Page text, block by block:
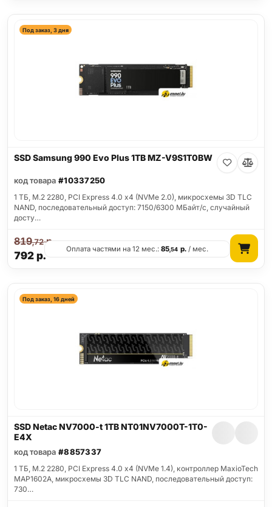
Под заказ, 3 дня
SSD Samsung 990 Evo Plus 1TB MZ-V9S1T0BW
код товара #10337250
1 ТБ, M.2 2280, PCI Express 4.0 x4 (NVMe 2.0), микросхемы 3D TLC
NAND, последовательный доступ: 7150/6300 МБайт/с, случайный
досту…
792р.
819,72р.
Оплата частями на 12 мес.:85,54 р./ мес.
Под заказ, 16 дней
SSD Netac NV7000-t 1TB NT01NV7000T-1T0-
E4X
код товара #8857337
1 ТБ, M.2 2280, PCI Express 4.0 x4 (NVMe 1.4), контроллер MaxioTech
MAP1602A, микросхемы 3D TLC NAND, последовательный доступ:
730…